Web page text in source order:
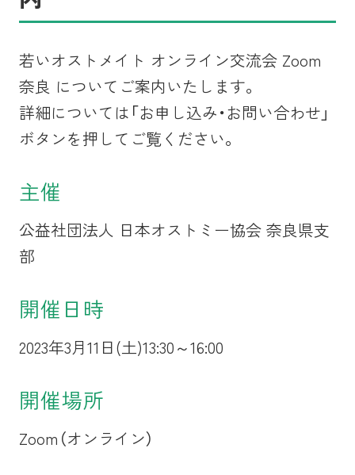
若いオストメイト オンライン交流会 Zoom
奈良 についてご案内いたします。
詳細については「お申し込み・お問い合わせ」
ボタンを押してご覧ください。
主催
公益社団法人 日本オストミー協会 奈良県支
部
開催日時
2023年3月11日(土)13:30～16:00
開催場所
Zoom（オンライン）